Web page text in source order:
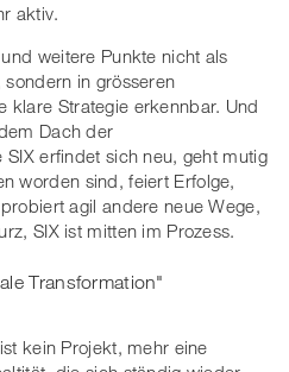
aktiv.
weitere Punkte nicht als
in grösseren
klare Strategie erkennbar. Und
Dach der
SIX erfindet sich neu, geht mutig
worden sind, feiert Erfolge,
agil andere neue Wege,
SIX ist mitten im Prozess.
Transformation"
kein Projekt, mehr eine